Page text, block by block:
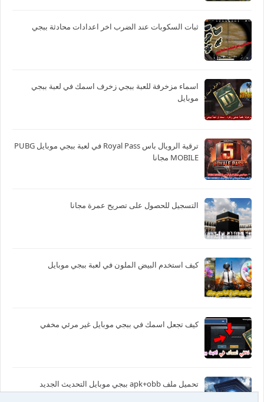
ثبات السكوبات عند الضرب اخر اعدادات محادثة ببجي
اسماء مزخرفة للعبة ببجي زخرف اسمك في لعبة ببجي
موبايل
ترقية الرويال باس Royal Pass في لعبة ببجي موبايل PUBG
MOBILE مجانا
التسجيل للحصول على تصريح عمرة مجانا
كيف استخدم البيض الملون في لعبة ببجي موبايل
كيف تجعل اسمك في ببجي موبايل غير مرئي مخفي
تحميل ملف apk+obb ببجي موبايل التحديث الجديد